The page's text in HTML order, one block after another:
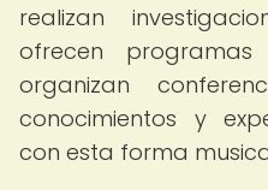
realizan
ofrecen
organizan
conocimientos y
con esta forma